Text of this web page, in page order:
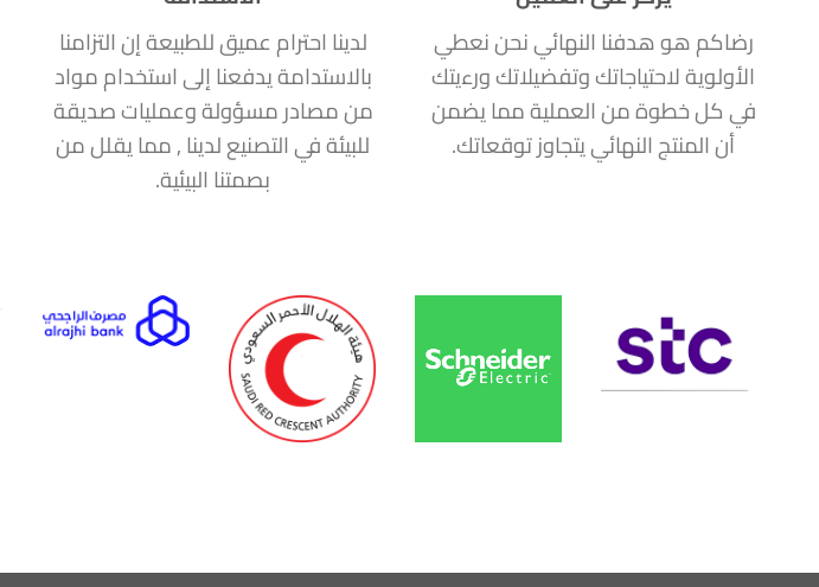
رضاكم هو هدفنا النهائي نحن نعطي
الأولوية لاحتياجاتك وتفضيلاتك ورءيتك
في كل خطوة من العملية مما يضمن
أن المنتج النهائي يتجاوز توقعاتك.
لدينا احترام عميق للطبيعة إن التزامنا
بالاستدامة يدفعنا إلى استخدام مواد
من مصادر مسؤولة وعمليات صديقة
للبيئة في التصنيع لدينا , مما يقلل من
بصمتنا البيئية.